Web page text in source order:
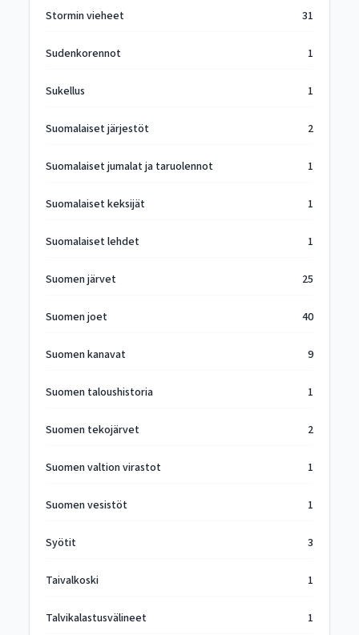
Stormin vieheet 31
Sudenkorennot 1
Sukellus 1
Suomalaiset järjestöt 2
Suomalaiset jumalat ja taruolennot 1
Suomalaiset keksijät 1
Suomalaiset lehdet 1
Suomen järvet 25
Suomen joet 40
Suomen kanavat 9
Suomen taloushistoria 1
Suomen tekojärvet 2
Suomen valtion virastot 1
Suomen vesistöt 1
Syötit 3
Taivalkoski 1
Talvikalastusvälineet 1